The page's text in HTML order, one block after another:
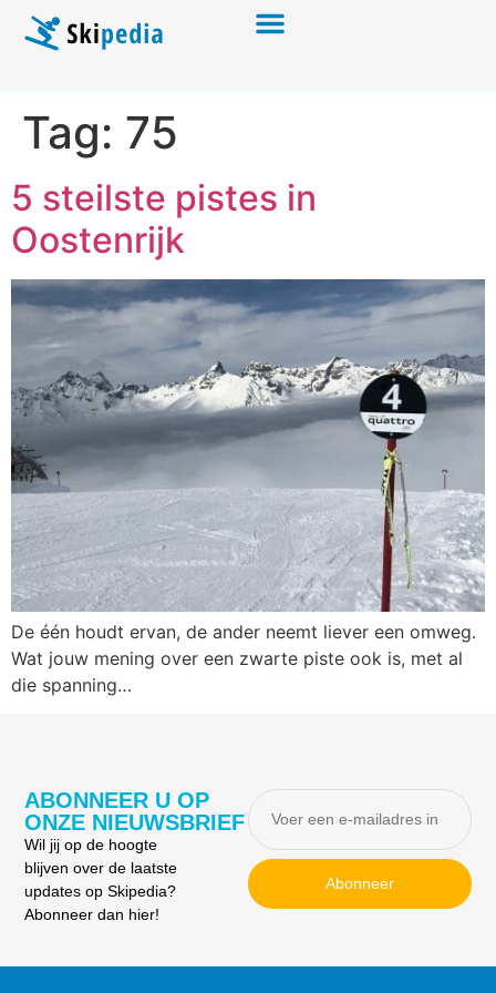
Tag: 75
5 steilste pistes in
Oostenrijk
De één houdt ervan, de ander neemt liever een omweg.
Wat jouw mening over een zwarte piste ook is, met al
die spanning…
ABONNEER U OP
ONZE NIEUWSBRIEF
Wil jij op de hoogte
blijven over de laatste
updates op Skipedia?
Abonneer dan hier!
Abonneer